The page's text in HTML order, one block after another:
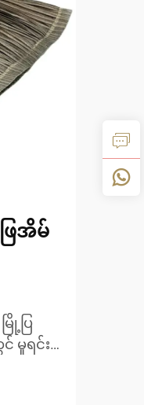
ေအိမ်
ြို့ပြ
မူရင်း
န်လည်